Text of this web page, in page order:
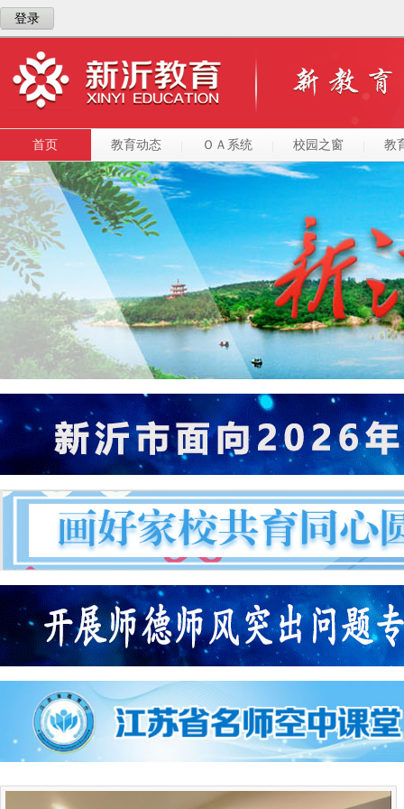
登录
首页 教育动态 ＯＡ系统 校园之窗 教